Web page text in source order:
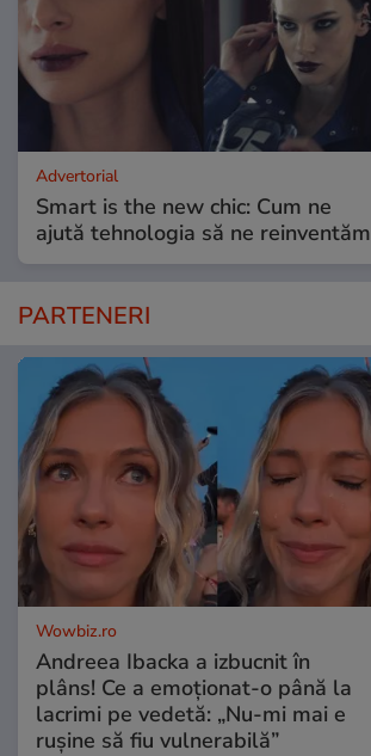
Advertorial
Smart is the new chic: Cum ne
ajută tehnologia să ne reinventăm
PARTENERI
Wowbiz.ro
Andreea Ibacka a izbucnit în
plâns! Ce a emoționat-o până la
lacrimi pe vedetă: „Nu-mi mai e
rușine să fiu vulnerabilă”